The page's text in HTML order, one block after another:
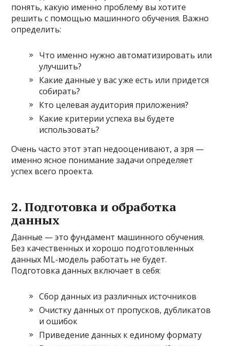
понять, какую именно проблему вы хотите
решить с помощью машинного обучения. Важно
определить:
Что именно нужно автоматизировать или
улучшить?
Какие данные у вас уже есть или придется
собирать?
Кто целевая аудитория приложения?
Какие критерии успеха вы будете
использовать?
Очень часто этот этап недооценивают, а зря —
именно ясное понимание задачи определяет
успех всего проекта.
2. Подготовка и обработка
данных
Данные — это фундамент машинного обучения.
Без качественных и хорошо подготовленных
данных ML-модель работать не будет.
Подготовка данных включает в себя:
Сбор данных из различных источников
Очистку данных от пропусков, дубликатов
и ошибок
Приведение данных к единому формату